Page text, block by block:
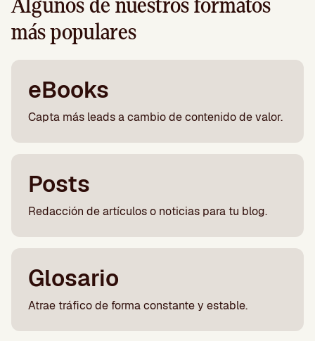
Algunos de nuestros formatos
más populares
eBooks
Capta más leads a cambio de contenido de valor.
Posts
Redacción de artículos o noticias para tu blog.
Glosario
Atrae tráfico de forma constante y estable.